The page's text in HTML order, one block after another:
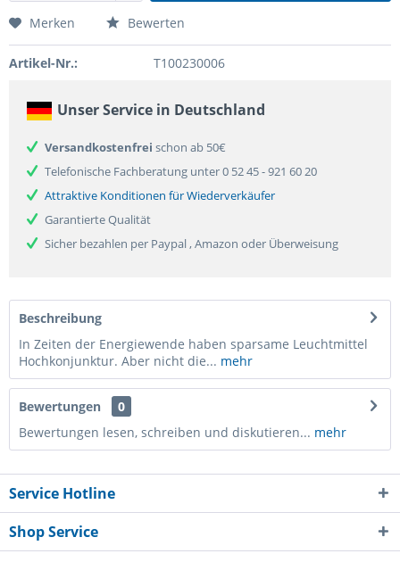
Merken Bewerten
Artikel-Nr.: T100230006
Unser Service in Deutschland
Versandkostenfrei schon ab 50€
Telefonische Fachberatung unter 0 52 45 - 921 60 20
Attraktive Konditionen für Wiederverkäufer
Garantierte Qualität
Sicher bezahlen per Paypal , Amazon oder Überweisung
Beschreibung
In Zeiten der Energiewende haben sparsame Leuchtmittel
Hochkonjunktur. Aber nicht die... mehr
Bewertungen
0
Bewertungen lesen, schreiben und diskutieren... mehr
Service Hotline
Shop Service